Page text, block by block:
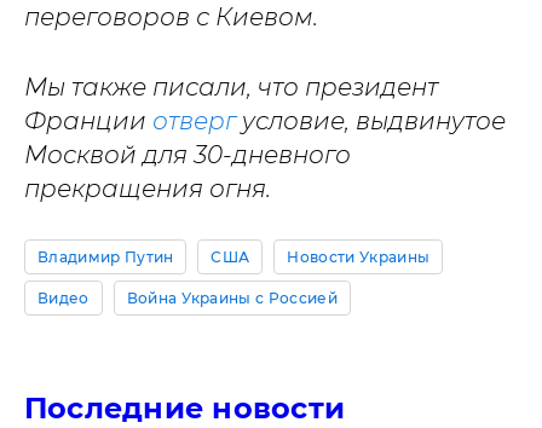
переговоров с Киевом.
Мы также писали, что президент
Франции отвергусловие, выдвинутое
Москвой для 30-дневного
прекращения огня.
Владимир Путин США Новости Украины
Видео Война Украины с Россией
Последние новости